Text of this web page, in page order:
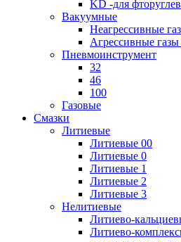
KD -для
Вакуумные
Неагрессивные
Агрессивные
Пневмоинструмент
32
46
100
Газовые
Смазки
Литиевые
Литиевые 00
Литиевые 0
Литиевые 1
Литиевые 2
Литиевые 3
Нелитиевые
Литиево-
Литиево-